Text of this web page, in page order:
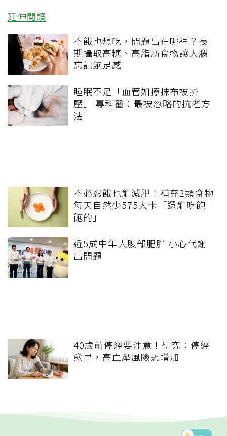
延伸閱讀
不餓也想吃，問題出在哪裡？長
期攝取高糖、高脂肪食物讓大腦
忘記飽足感
睡眠不足「血管如擰抹布被擠
壓」 專科醫：最被忽略的抗老方
法
不必忍餓也能減肥！補充2類食物
每天自然少575大卡「還能吃飽
飽的」
近5成中年人腹部肥胖 小心代謝
出問題
40歲前停經要注意！研究：停經
愈早，高血壓風險恐增加